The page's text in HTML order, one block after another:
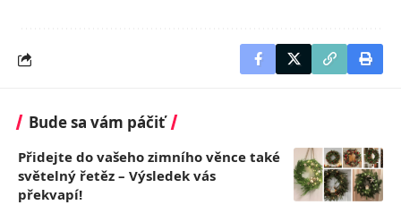
Bude sa vám páčiť
Přidejte do vašeho zimního věnce také
světelný řetěz – Výsledek vás
překvapí!